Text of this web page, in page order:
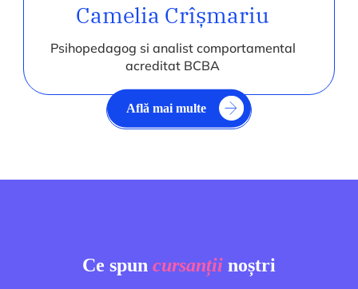
Camelia Crîșmariu
Psihopedagog si analist comportamental
acreditat BCBA
Află mai multe
Ce spun cursanții noștri